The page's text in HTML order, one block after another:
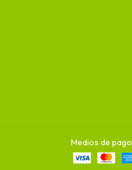
Medios de pago